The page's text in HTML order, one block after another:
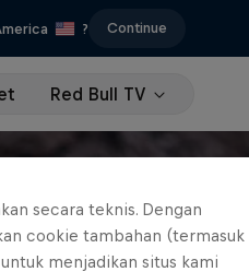
? Continue
Red Bull TV
secara teknis. Dengan
cookie tambahan (termasuk
menjadikan situs kami